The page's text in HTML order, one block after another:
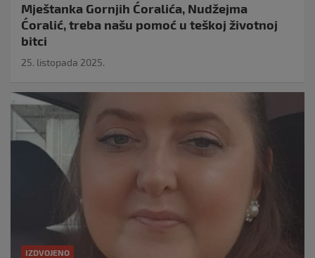
Mještanka Gornjih Ćoralića, Nudžejma
Ćoralić, treba našu pomoć u teškoj životnoj
bitci
25. listopada 2025.
IZDVOJENO